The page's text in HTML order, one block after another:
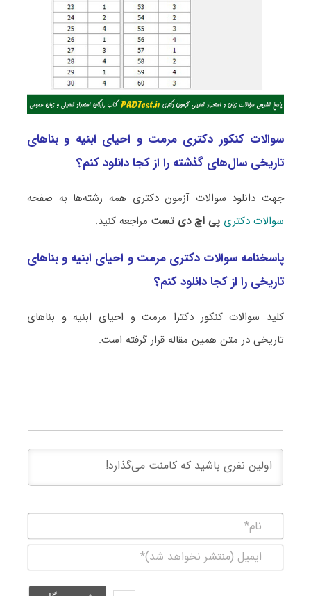
سوالات کنکور دکتری مرمت و احیای ابنیه و بناهای
تاریخی سال‌های گذشته را از کجا دانلود کنم؟
جهت دانلود سوالات آزمون دکتری همه رشته‌ها به صفحه
سوالات دکتری پی اچ دی تستمراجعه کنید.
پاسخنامه سوالات دکتری مرمت و احیای ابنیه و بناهای
تاریخی را از کجا دانلود کنم؟
کلید سوالات کنکور دکترا مرمت و احیای ابنیه و بناهای
تاریخی در متن همین مقاله قرار گرفته است.
(منتشر